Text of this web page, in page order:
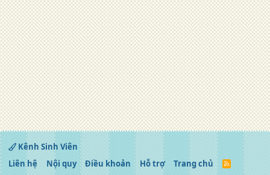
Kênh Sinh Viên
Liên hệ
Nội quy Điều khoản Hỗ trợ Trang chủ
R